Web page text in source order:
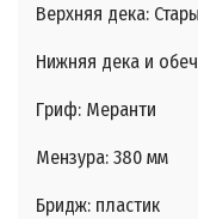
Верхняя дека:
Нижняя дека и
Гриф: Меранти
Мензура: 380 мм
Бридж: пластик